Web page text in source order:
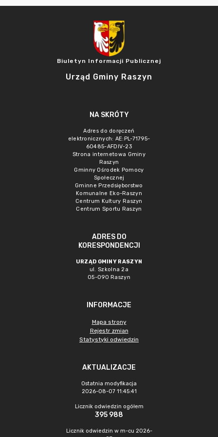
Biuletyn Informacji Publicznej
Urząd Gminy Raszyn
NA SKRÓTY
Adres do doręczeń
elektronicznych: AE:PL-71795-
60485-AFDIV-23
Strona internetowa Gminy
Raszyn
Gminny Ośrodek Pomocy
Społecznej
Gminne Przedsięborstwo
Komunalne Eko-Raszyn
Centrum Kultury Raszyn
Centrum Sportu Raszyn
ADRES DO
KORESPONDENCJI
URZĄD GMINY RASZYN
ul. Szkolna 2a
05-090 Raszyn
INFORMACJE
Mapa strony
Rejestr zmian
Statystyki odwiedzin
AKTUALIZACJE
Ostatnia modyfikacja
2026-08-07 11:45:41
Licznik odwiedzin ogółem
395 988
Licznik odwiedzin w m-cu 2026-